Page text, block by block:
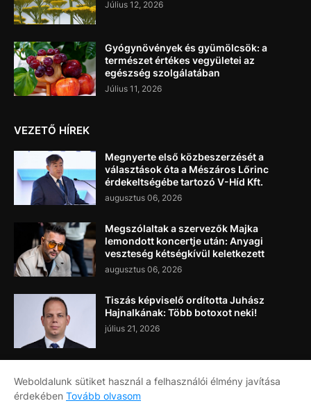
Július 12, 2026
Gyógynövények és gyümölcsök: a
természet értékes vegyületei az
egészség szolgálatában
Július 11, 2026
VEZETŐ HÍREK
Megnyerte első közbeszerzését a
választások óta a Mészáros Lőrinc
érdekeltségébe tartozó V-Híd Kft.
augusztus 06, 2026
Megszólaltak a szervezők Majka
lemondott koncertje után: Anyagi
veszteség kétségkívül keletkezett
augusztus 06, 2026
Tiszás képviselő ordította Juhász
Hajnalkának: Több botoxot neki!
július 21, 2026
Címlap Rólunk
Weboldalunk sütiket használ a felhasználói élmény javítása
érdekében Tovább olvasom